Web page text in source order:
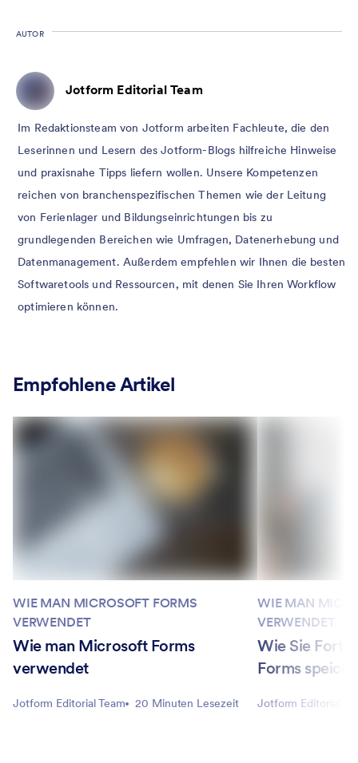
AUTOR
Jotform Editorial Team
Im Redaktionsteam von Jotform arbeiten Fachleute, die den
Leserinnen und Lesern des Jotform-Blogs hilfreiche Hinweise
und praxisnahe Tipps liefern wollen. Unsere Kompetenzen
reichen von branchenspezifischen Themen wie der Leitung
von Ferienlager und Bildungseinrichtungen bis zu
grundlegenden Bereichen wie Umfragen, Datenerhebung und
Datenmanagement. Außerdem empfehlen wir Ihnen die besten
Softwaretools und Ressourcen, mit denen Sie Ihren Workflow
optimieren können.
Empfohlene Artikel
WIE MAN MICROSOFT FORMS
VERWENDET
Wie man Microsoft Forms
verwendet
Jotform Editorial Team 20 Minuten Lesezeit
WIE MAN
VERWENDET
Wie Sie
Forms
Jotform Editorial